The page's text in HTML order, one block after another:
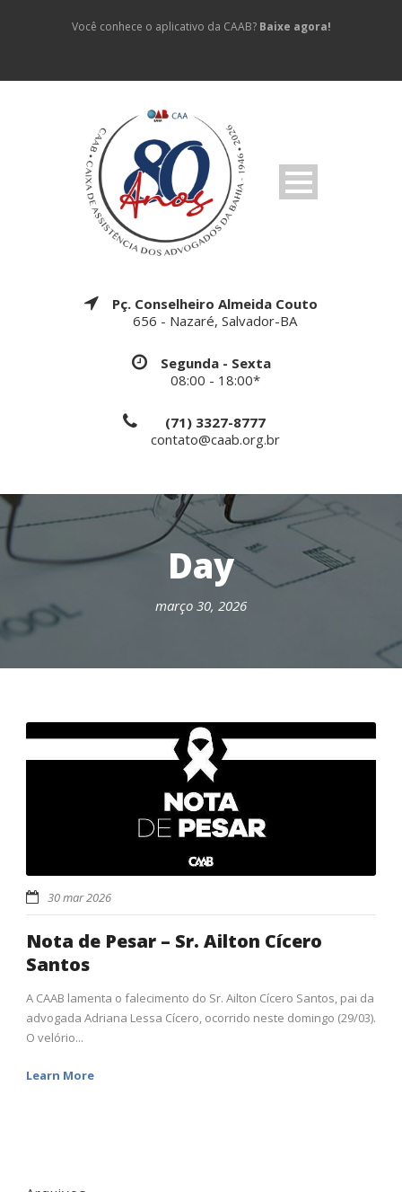
Você conhece o aplicativo da CAAB? Baixe agora!
Pç. Conselheiro Almeida Couto
656 - Nazaré, Salvador-BA
Segunda - Sexta
08:00 - 18:00*
(71) 3327-8777
contato@caab.org.br
Day
março 30, 2026
30 mar 2026
Nota de Pesar – Sr. Ailton Cícero
Santos
A CAAB lamenta o falecimento do Sr. Ailton Cícero Santos, pai da
advogada Adriana Lessa Cícero, ocorrido neste domingo (29/03).
O velório...
Learn More